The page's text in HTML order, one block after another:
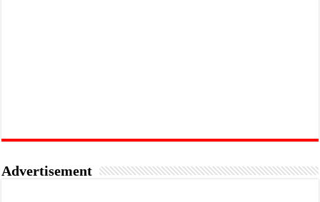
Advertisement